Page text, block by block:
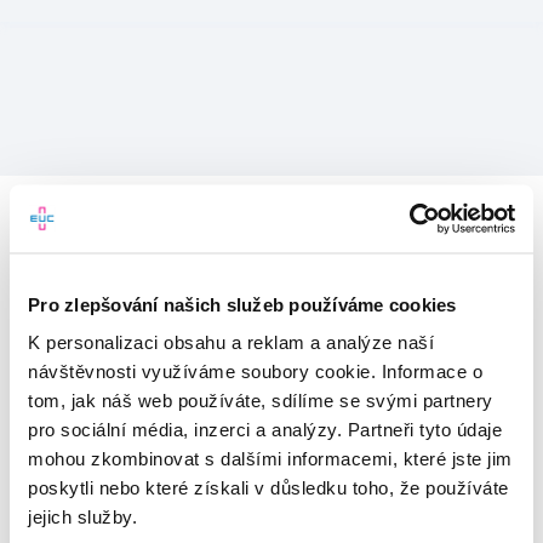
Pro zlepšování našich služeb používáme cookies
K personalizaci obsahu a reklam a analýze naší
návštěvnosti využíváme soubory cookie. Informace o
tom, jak náš web používáte, sdílíme se svými partnery
pro sociální média, inzerci a analýzy. Partneři tyto údaje
mohou zkombinovat s dalšími informacemi, které jste jim
poskytli nebo které získali v důsledku toho, že používáte
jejich služby.
Vítejte v mojeEUC